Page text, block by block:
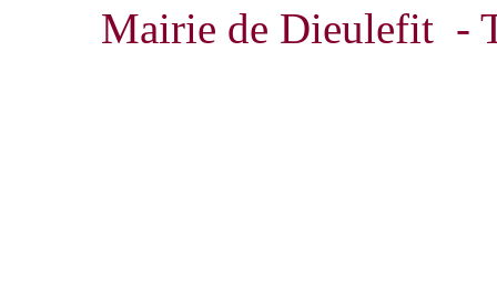
Mairie de Dieulefit -